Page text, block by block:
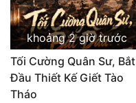
Đông Phương Huyền Huyễn
Đồng Nhân
Cẩu Đạo Trường Sinh
khoảng 2 giờ trước
Tối Cường Quân Sư, Bắt
Đầu Thiết Kế Giết Tào
Tháo